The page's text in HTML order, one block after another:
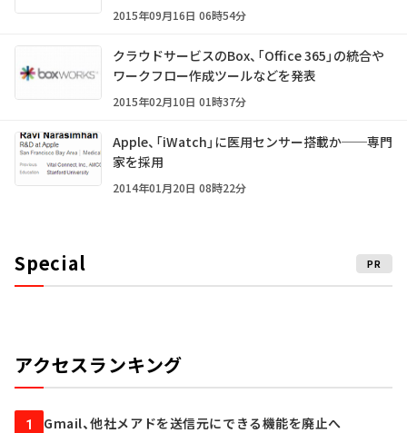
2015年09月16日 06時54分
クラウドサービスのBox、「Office 365」の統合や
ワークフロー作成ツールなどを発表
2015年02月10日 01時37分
Apple、「iWatch」に医用センサー搭載か──専門
家を採用
2014年01月20日 08時22分
Special PR
アクセスランキング
1 Gmail、他社メアドを送信元にできる機能を廃止へ